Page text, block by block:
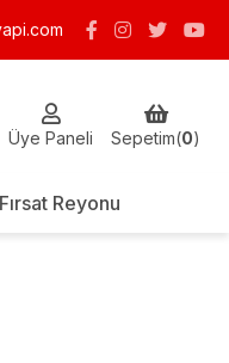
Üye Paneli Sepetim(0)
Fırsat Reyonu